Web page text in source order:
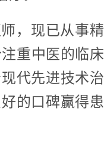
，现已从事精
重中医的临床
代先进技术治
的口碑赢得患